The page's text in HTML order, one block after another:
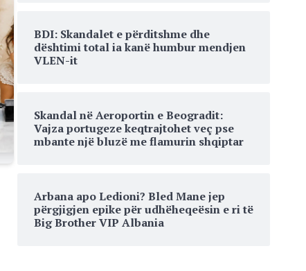
BDI: Skandalet e përditshme dhe
dështimi total ia kanë humbur mendjen
VLEN-it
Skandal në Aeroportin e Beogradit:
Vajza portugeze keqtrajtohet veç pse
mbante një bluzë me flamurin shqiptar
Arbana apo Ledioni? Bled Mane jep
përgjigjen epike për udhëheqeësin e ri të
Big Brother VIP Albania